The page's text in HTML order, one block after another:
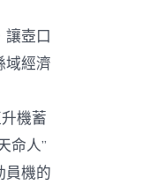
讓壺口
域經濟
機蓄
命人”
員機的